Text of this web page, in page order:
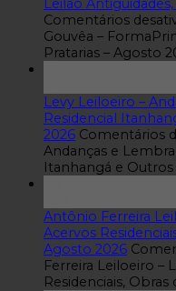
Leilão
Comentários
Gouvêa –
Pratarias – Agosto
Levy Leiloeiro –
Residencial
2026 Comentários
Andanças e
Itanhangá e
Antônio Ferreira
Acervos
Agosto 2026
Ferreira Leiloeiro –
Residenciais,